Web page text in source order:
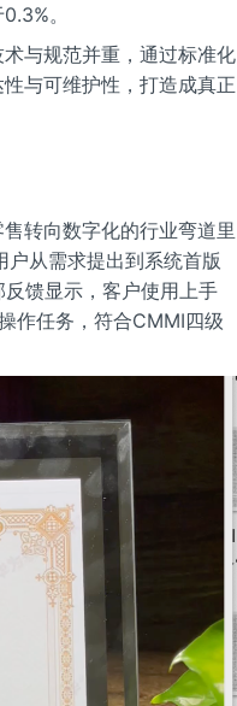
。
与规范并重，通过标准化
与可维护性，打造成真正
转向数字化的行业弯道里
从需求提出到系统首版
馈显示，客户使用上手
作任务，符合CMMI四级